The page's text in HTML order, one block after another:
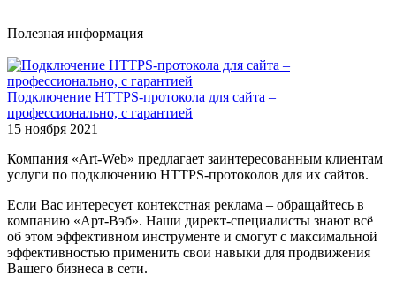
Полезная информация
Подключение HTTPS-протокола для сайта –
профессионально, с гарантией
15 ноября 2021
Компания «Art-Web» предлагает заинтересованным клиентам
услуги по подключению HTTPS-протоколов для их сайтов.
Если Вас интересует контекстная реклама – обращайтесь в
компанию «Арт-Вэб». Наши директ-специалисты знают всё
об этом эффективном инструменте и смогут с максимальной
эффективностью применить свои навыки для продвижения
Вашего бизнеса в сети.